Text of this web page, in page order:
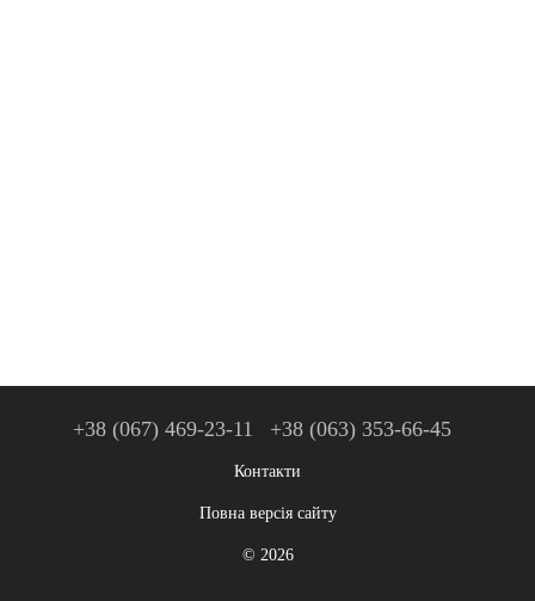
+38 (067) 469-23-11 +38 (063) 353-66-45
Контакти
Повна версія сайту
© 2026